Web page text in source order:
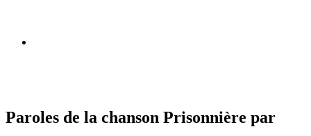
Paroles de la chanson Prisonnière par